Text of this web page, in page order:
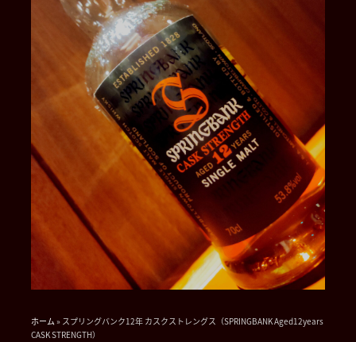
ホーム » スプリングバンク12年 カスクストレングス（SPRINGBANK Aged12years
CASK STRENGTH）